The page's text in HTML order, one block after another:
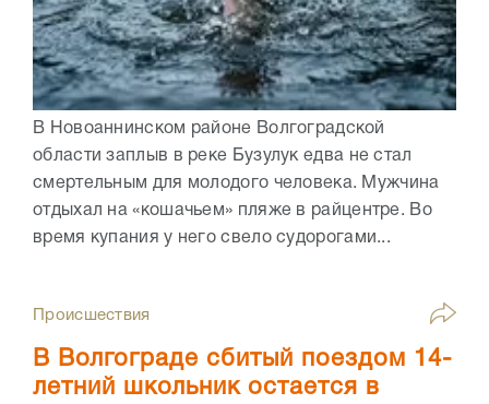
В Новоаннинском районе Волгоградской
области заплыв в реке Бузулук едва не стал
смертельным для молодого человека. Мужчина
отдыхал на «кошачьем» пляже в райцентре. Во
время купания у него свело судорогами...
Происшествия
В Волгограде сбитый поездом 14-
летний школьник остается в